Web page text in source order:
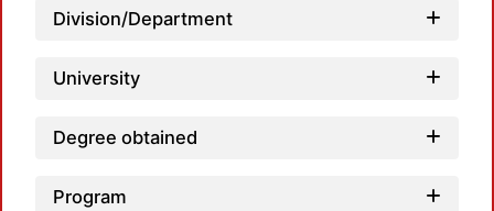
Division/Department
University
Degree obtained
Program